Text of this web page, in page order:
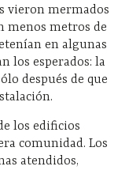
vieron mermados
menos metros de
en algunas
los esperados: la
después de que
los edificios
comunidad. Los
atendidos,